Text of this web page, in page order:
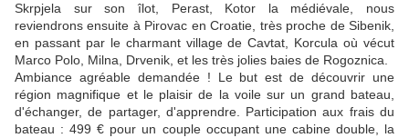
Skrpjela sur son îlot, Perast, Kotor la médiévale, nous
reviendrons ensuite à Pirovac en Croatie, très proche de Sibenik,
en passant par le charmant village de Cavtat, Korcula où vécut
Marco Polo, Milna, Drvenik, et les très jolies baies de Rogoznica.
Ambiance agréable demandée ! Le but est de découvrir une
région magnifique et le plaisir de la voile sur un grand bateau,
d'échanger, de partager, d'apprendre. Participation aux frais du
bateau : 499 € pour un couple occupant une cabine double, la